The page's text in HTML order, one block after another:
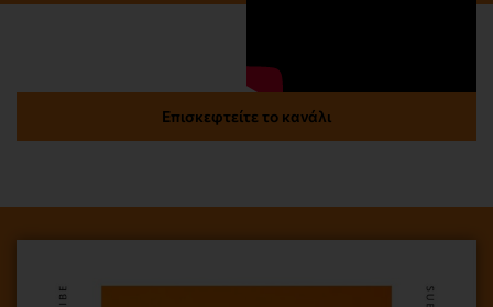
Επισκεφτείτε το κανάλι